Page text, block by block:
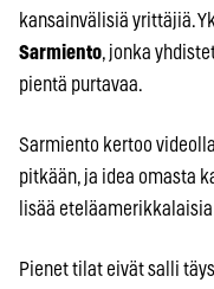
kansainvälisiä yrittäjiä.
Sarmiento, jonka
pientä purtavaa.
Sarmiento kertoo
pitkään, ja idea omasta
lisää
Pienet tilat eivät salli